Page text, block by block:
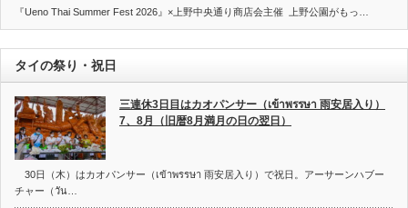
『Ueno Thai Summer Fest 2026』×上野中央通り商店会主催 上野公園がもっ…
タイの祭り・祝日
三連休3日目はカオパンサー（เข้าพรรษา 雨安居入り）
7、8月（旧暦8月満月の日の翌日）
30日（木）はカオパンサー（เข้าพรรษา 雨安居入り）で祝日。アーサーンハブー
チャー（วัน…